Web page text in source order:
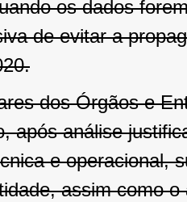
os dados
de evitar a
dos Órgãos e
após análise
e operacional,
assim como